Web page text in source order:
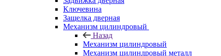
Ключевина
Защелка дверная
Механизм цилиндровый
Назад
Механизм цилиндровый
Механизм цилиндровый металл